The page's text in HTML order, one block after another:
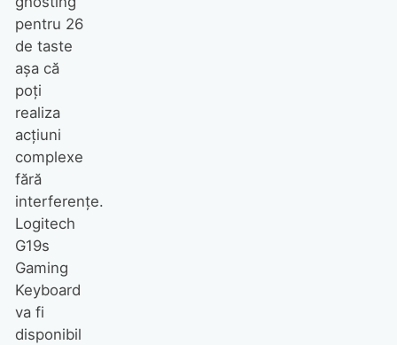
pentru 26
de taste
aşa că
poţi
realiza
acţiuni
complexe
fără
interferenţe.
Logitech
G19s
Gaming
Keyboard
va fi
disponibil